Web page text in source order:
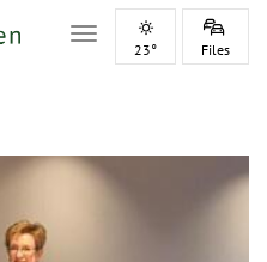
Toggle navigation
23° Files